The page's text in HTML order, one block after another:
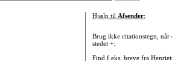
Hjælp til Afsender:
Brug ikke citationstegn, når
stedet +:
Find f.eks. breve fra